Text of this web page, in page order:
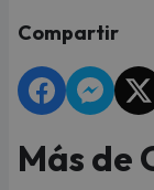
Compartir
Más de